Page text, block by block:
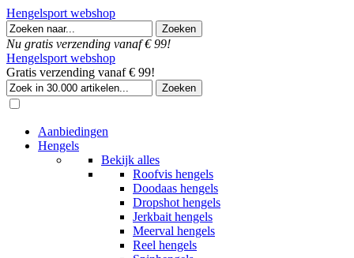
Hengelsport webshop
Nu gratis verzending vanaf € 99!
Hengelsport webshop
Gratis verzending vanaf € 99!
Aanbiedingen
Hengels
Bekijk alles
Roofvis hengels
Doodaas hengels
Dropshot hengels
Jerkbait hengels
Meerval hengels
Reel hengels